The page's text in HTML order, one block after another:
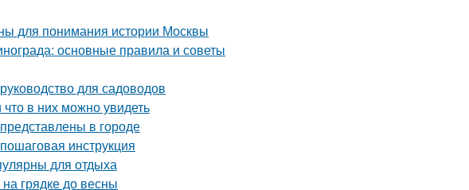
для понимания истории Москвы
основные правила и советы
для садоводов
в них можно увидеть
в городе
инструкция
для отдыха
грядке до весны